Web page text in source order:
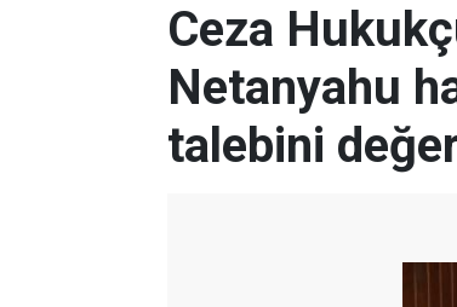
Ceza
Netanyahu
talebini